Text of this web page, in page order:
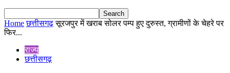
Home छत्तीसगढ़ सूरजपुर में खराब सोलर पम्प हुए दुरुस्त, ग्रामीणों के चेहरे पर
फिर...
राज्य
छत्तीसगढ़